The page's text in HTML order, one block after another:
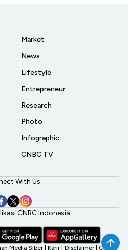
Market
News
Lifestyle
Entrepreneur
Research
Photo
Infographic
CNBC TV
With Us:
CNBC Indonesia:
Media Siber Karir Disclaimer CNBC